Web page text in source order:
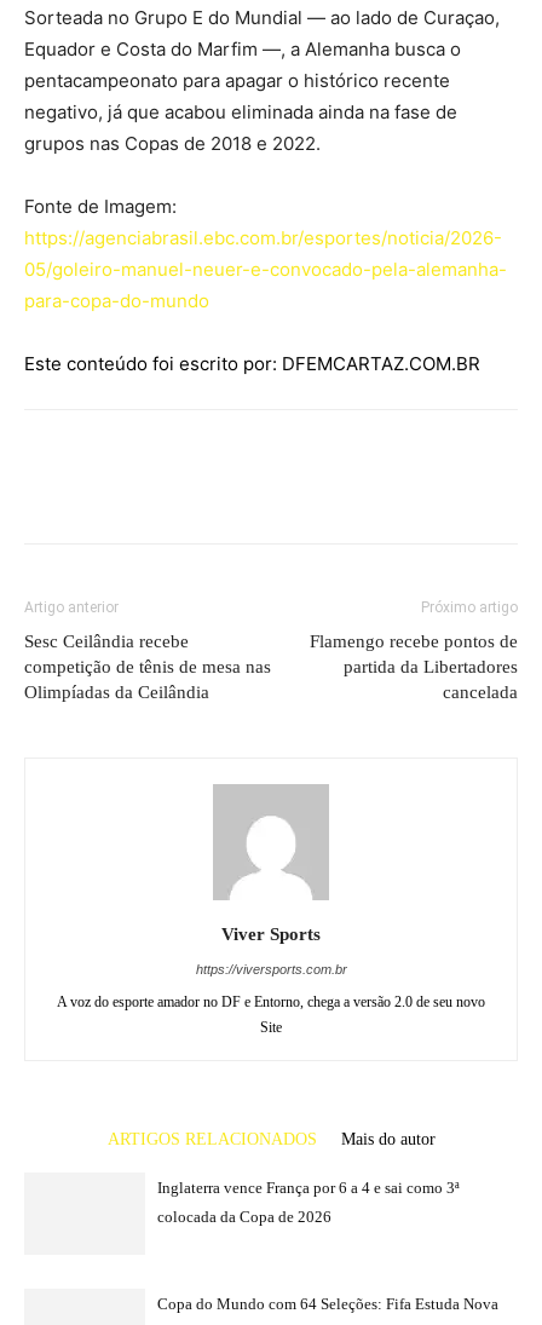
Sorteada no Grupo E do Mundial — ao lado de Curaçao,
Equador e Costa do Marfim —, a Alemanha busca o
pentacampeonato para apagar o histórico recente
negativo, já que acabou eliminada ainda na fase de
grupos nas Copas de 2018 e 2022.
Fonte de Imagem:
https://agenciabrasil.ebc.com.br/esportes/noticia/2026-
05/goleiro-manuel-neuer-e-convocado-pela-alemanha-
para-copa-do-mundo
Este conteúdo foi escrito por: DFEMCARTAZ.COM.BR
Artigo anterior
Sesc Ceilândia recebe
competição de tênis de mesa nas
Olimpíadas da Ceilândia
Próximo artigo
Flamengo recebe pontos de
partida da Libertadores
cancelada
Viver Sports
https://viversports.com.br
A voz do esporte amador no DF e Entorno, chega a versão 2.0 de seu novo
Site
ARTIGOS RELACIONADOS Mais do autor
Inglaterra vence França por 6 a 4 e sai como 3ª
colocada da Copa de 2026
Copa do Mundo com 64 Seleções: Fifa Estuda Nova